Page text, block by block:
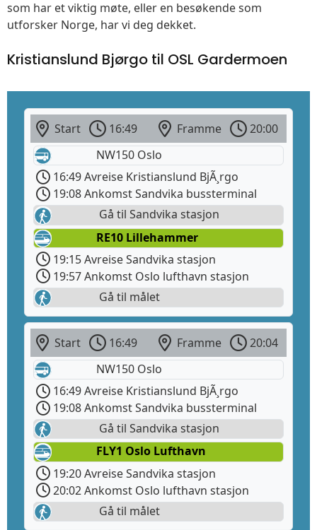
som har et viktig møte, eller en besøkende som
utforsker Norge, har vi deg dekket.
Kristianslund Bjørgo til OSL Gardermoen
Start 16:49 Framme
20:00
NW150 Oslo
16:49 Avreise Kristianslund BjÃ¸rgo
19:08 Ankomst Sandvika bussterminal
Gå til Sandvika stasjon
RE10 Lillehammer
19:15 Avreise Sandvika stasjon
19:57 Ankomst Oslo lufthavn stasjon
Gå til målet
Start 16:49 Framme
20:04
NW150 Oslo
16:49 Avreise Kristianslund BjÃ¸rgo
19:08 Ankomst Sandvika bussterminal
Gå til Sandvika stasjon
FLY1 Oslo Lufthavn
19:20 Avreise Sandvika stasjon
20:02 Ankomst Oslo lufthavn stasjon
Gå til målet